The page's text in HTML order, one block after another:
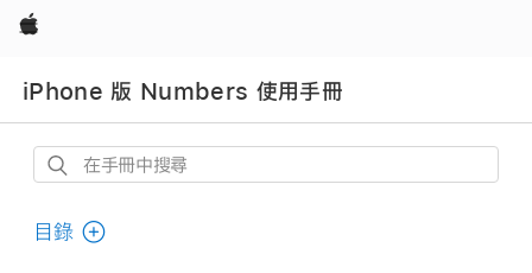
Apple
iPhone 版 Numbers 使用手冊
在
冊
目錄